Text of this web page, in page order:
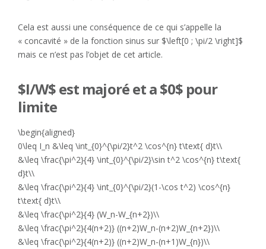
Cela est aussi une conséquence de ce qui s’appelle la
« concavité » de la fonction sinus sur $\left[0 ; \pi/2 \right]$
mais ce n’est pas l’objet de cet article.
$I/W$ est majoré et a $0$ pour
limite
\begin{aligned}
0\leq I_n &\leq \int_{0}^{\pi/2}t^2 \cos^{n} t\text{ d}t\\
&\leq \frac{\pi^2}{4} \int_{0}^{\pi/2}\sin t^2 \cos^{n} t\text{
d}t\\
&\leq \frac{\pi^2}{4} \int_{0}^{\pi/2}(1-\cos t^2) \cos^{n}
t\text{ d}t\\
&\leq \frac{\pi^2}{4} (W_n-W_{n+2})\\
&\leq \frac{\pi^2}{4(n+2)} ((n+2)W_n-(n+2)W_{n+2})\\
&\leq \frac{\pi^2}{4(n+2)} ((n+2)W_n-(n+1)W_{n})\\